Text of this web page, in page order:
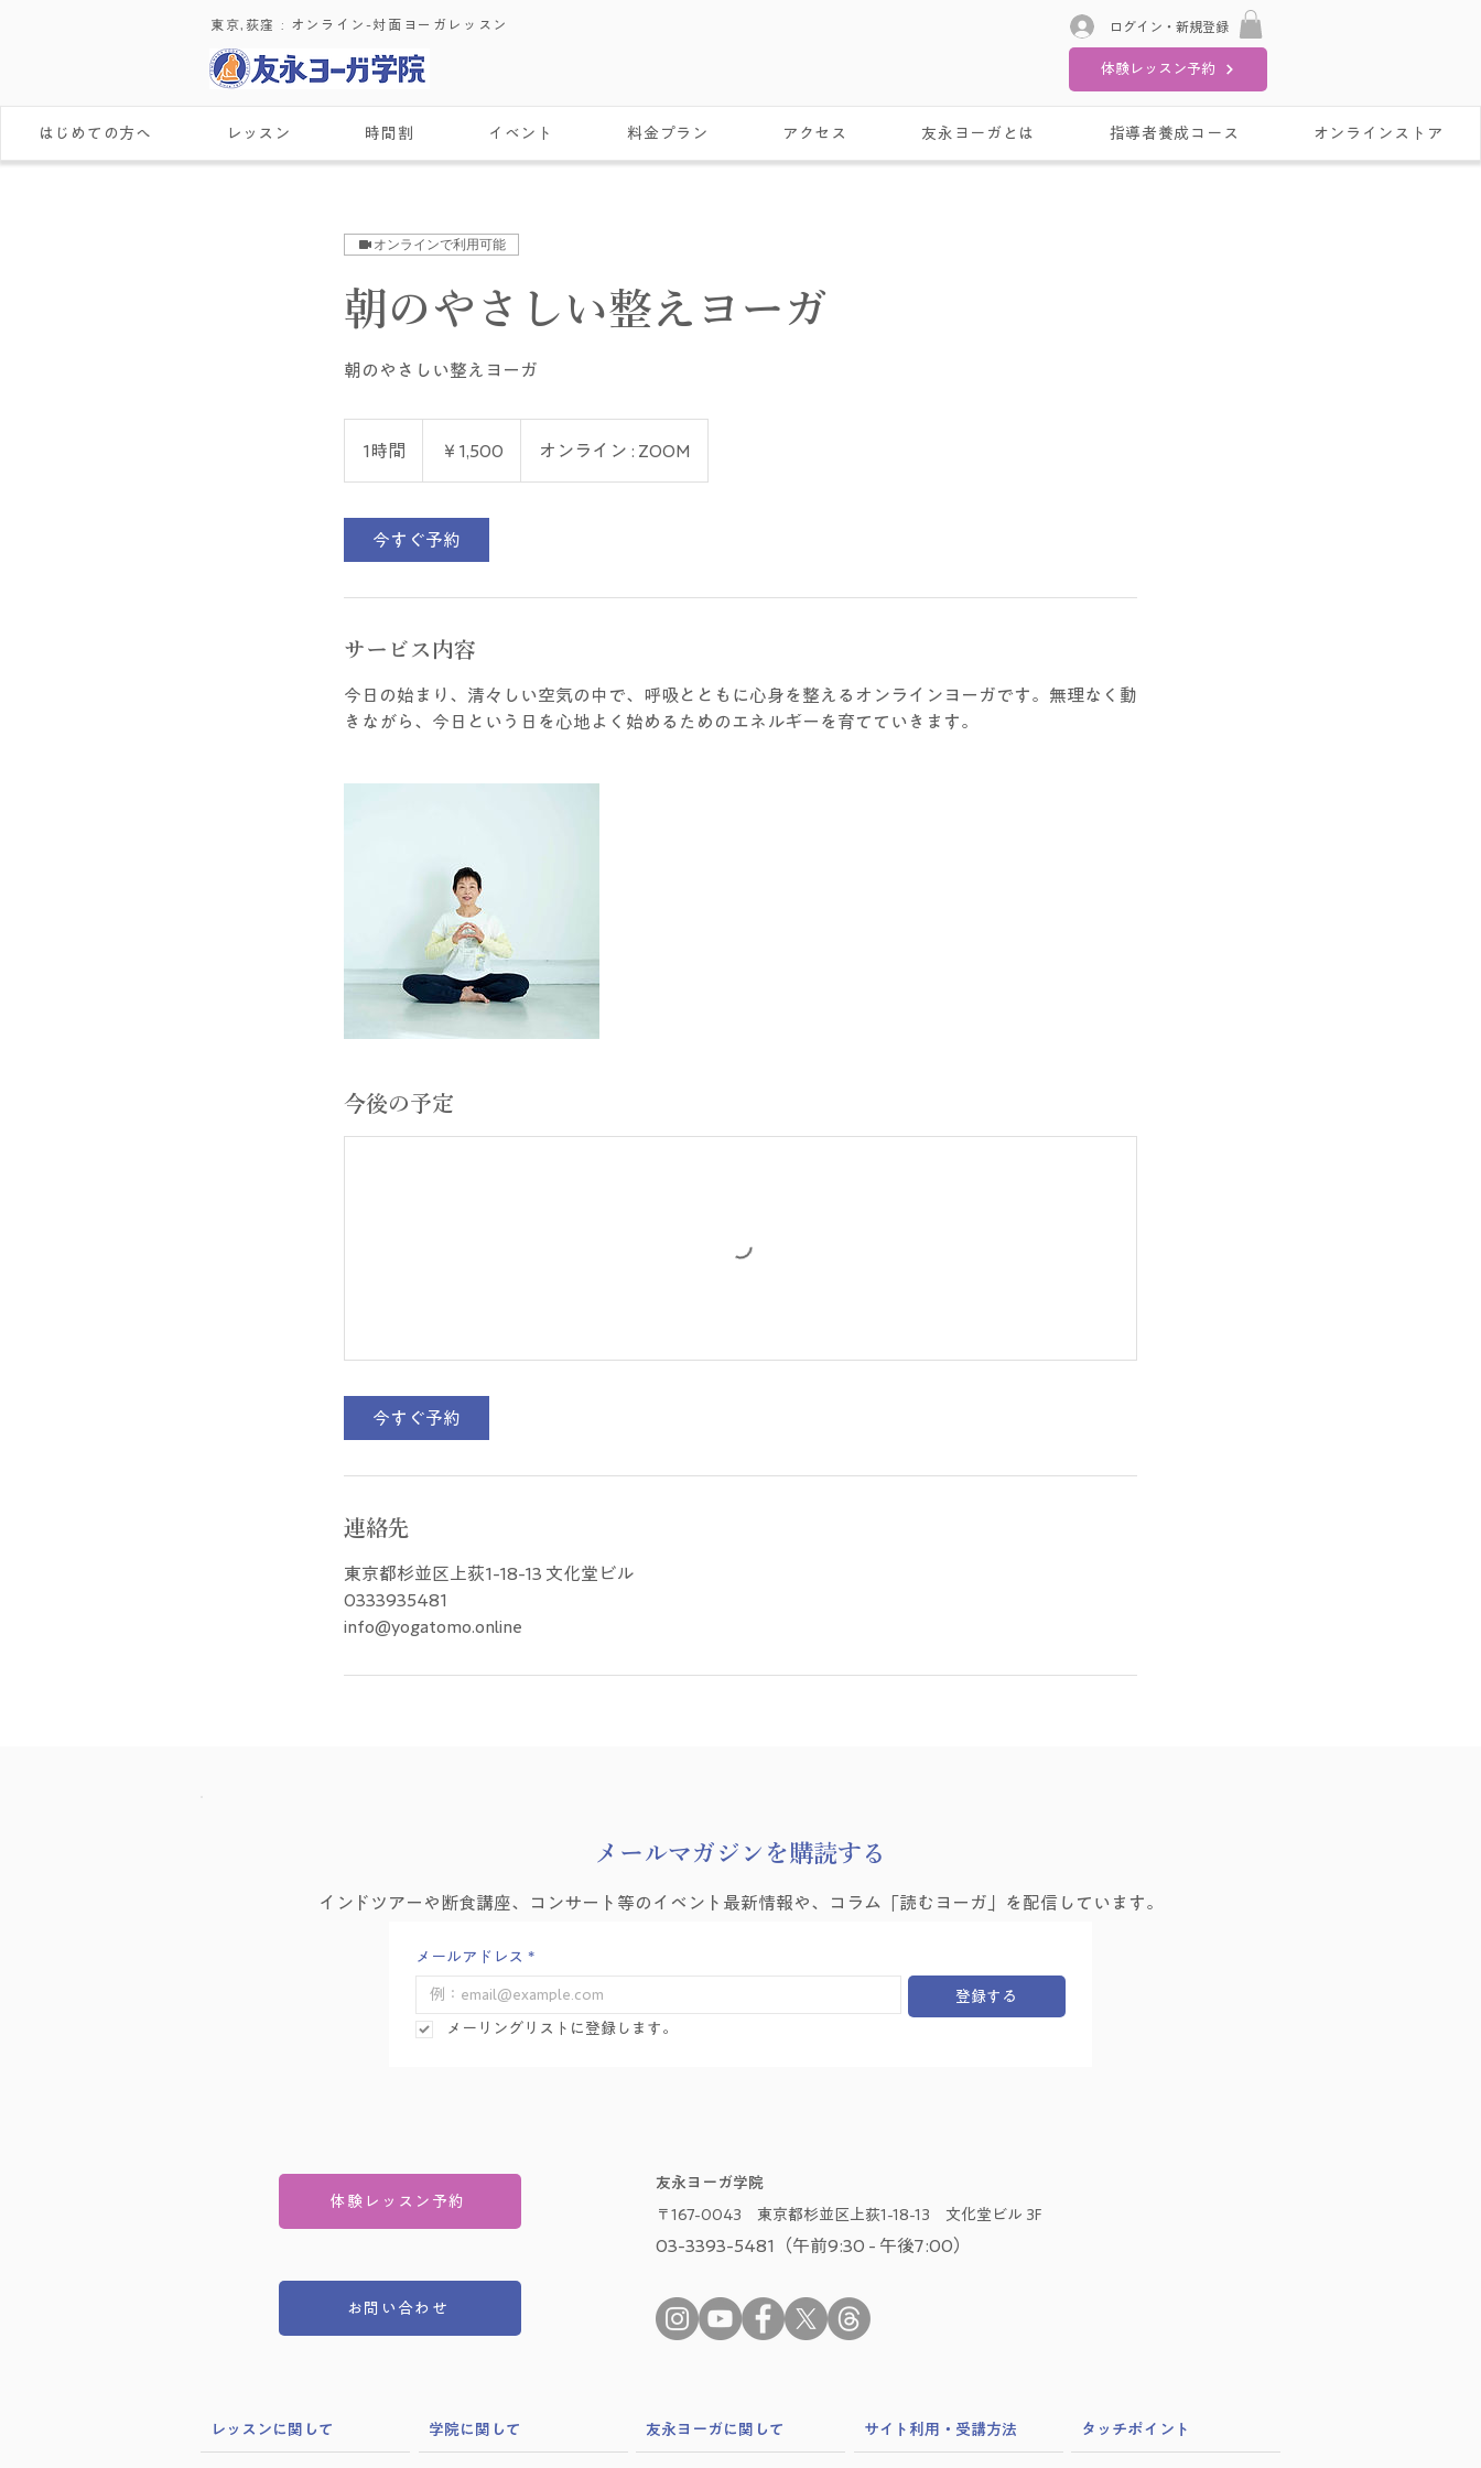
東京,荻窪 : ​オンライン-対面ヨーガレッスン ログイン・新規登録
体験レッスン予約
はじめての方へ レッスン 時間割 イベント 料金プラン アクセス 友永ヨーガとは 指導者養成コース オンラインストア
オンラインで利用可能
朝のやさしい整えヨーガ
朝のやさしい整えヨーガ
1時間
時
￥1,500 オンライン : ZOOM
今すぐ予約
サービス内容
今日の始まり、清々しい空気の中で、呼吸とともに心身を整えるオンラインヨーガです。無理なく動
きながら、今日という日を心地よく始めるためのエネルギーを育てていきます。
今後の予定
今すぐ予約
連絡先
東京都杉並区上荻1-18-13 文化堂ビル
0333935481
info@yogatomo.online
​メールマガジンを購読する
インドツアーや断食講座、コンサート等のイベント最新情報や、コラム「読むヨーガ」を配信しています。
メールアドレス *
登録する
メーリングリストに登録します。
体験レッスン予約
お問い合わせ
友永ヨーガ学院
〒167-0043 東京都杉並区上荻1-18-13 文化堂ビル 3F
03-3393-5481（午前9:30 - 午後7:00）
​レッスンに関して 学院に関して ​友永ヨーガに関して サイト利用・受講方法 ​タッチポイント